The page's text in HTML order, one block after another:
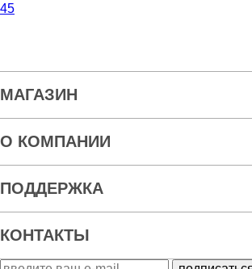
45
МАГАЗИН
О КОМПАНИИ
ПОДДЕРЖКА
КОНТАКТЫ